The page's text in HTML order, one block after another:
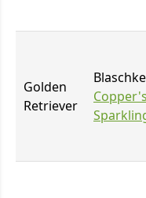
Golden
Retriever
Copper's